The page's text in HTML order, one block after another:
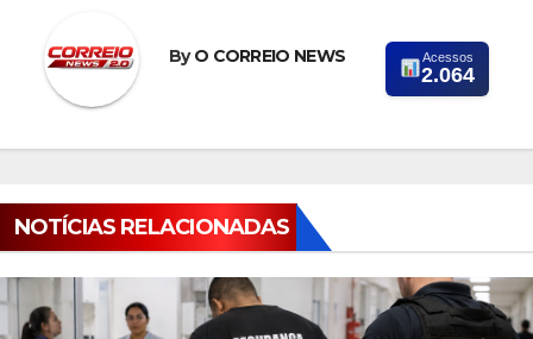
ByO CORREIO NEWS Acessos
2.064
NOTÍCIAS RELACIONADAS